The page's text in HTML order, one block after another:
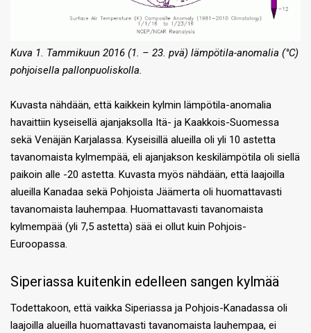
Kuva 1. Tammikuun 2016 (1. – 23. pvä) lämpötila-anomalia (°C)
pohjoisella pallonpuoliskolla.
Kuvasta nähdään, että kaikkein kylmin lämpötila-anomalia
havaittiin kyseisellä ajanjaksolla Itä- ja Kaakkois-Suomessa
sekä Venäjän Karjalassa. Kyseisillä alueilla oli yli 10 astetta
tavanomaista kylmempää, eli ajanjakson keskilämpötila oli siellä
paikoin alle -20 astetta. Kuvasta myös nähdään, että laajoilla
alueilla Kanadaa sekä Pohjoista Jäämerta oli huomattavasti
tavanomaista lauhempaa. Huomattavasti tavanomaista
kylmempää (yli 7,5 astetta) sää ei ollut kuin Pohjois-
Euroopassa.
Siperiassa kuitenkin edelleen sangen kylmää
Todettakoon, että vaikka Siperiassa ja Pohjois-Kanadassa oli
laajoilla alueilla huomattavasti tavanomaista lauhempaa, ei